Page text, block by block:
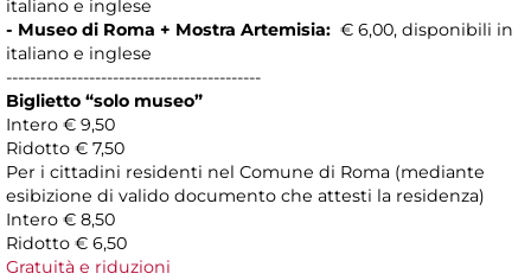
italiano e inglese
- Museo di Roma + Mostra Artemisia: € 6,00, disponibili in
italiano e inglese
-------------------------------------------
Biglietto “solo museo”
Intero € 9,50
Ridotto € 7,50
Per i cittadini residenti nel Comune di Roma (mediante
esibizione di valido documento che attesti la residenza)
Intero € 8,50
Ridotto € 6,50
Gratuità e riduzioni